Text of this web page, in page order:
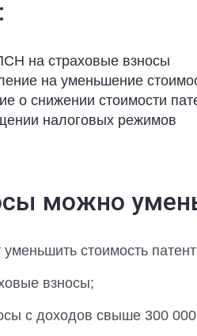
на страховые взносы
на уменьшение
о снижении стоимости
налоговых режимов
можно
стоимость
взносы;
с доходов свыше 300